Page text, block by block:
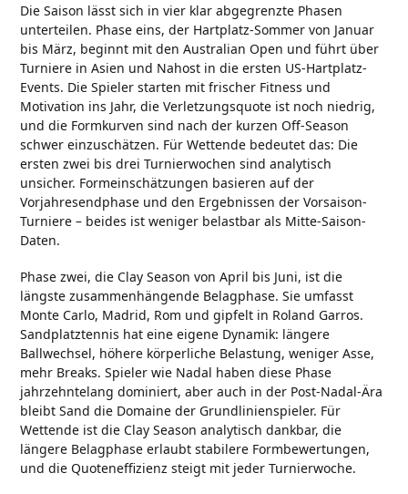
Die Saison lässt sich in vier klar abgegrenzte Phasen
unterteilen. Phase eins, der Hartplatz-Sommer von Januar
bis März, beginnt mit den Australian Open und führt über
Turniere in Asien und Nahost in die ersten US-Hartplatz-
Events. Die Spieler starten mit frischer Fitness und
Motivation ins Jahr, die Verletzungsquote ist noch niedrig,
und die Formkurven sind nach der kurzen Off-Season
schwer einzuschätzen. Für Wettende bedeutet das: Die
ersten zwei bis drei Turnierwochen sind analytisch
unsicher. Formeinschätzungen basieren auf der
Vorjahresendphase und den Ergebnissen der Vorsaison-
Turniere – beides ist weniger belastbar als Mitte-Saison-
Daten.
Phase zwei, die Clay Season von April bis Juni, ist die
längste zusammenhängende Belagphase. Sie umfasst
Monte Carlo, Madrid, Rom und gipfelt in Roland Garros.
Sandplatztennis hat eine eigene Dynamik: längere
Ballwechsel, höhere körperliche Belastung, weniger Asse,
mehr Breaks. Spieler wie Nadal haben diese Phase
jahrzehntelang dominiert, aber auch in der Post-Nadal-Ära
bleibt Sand die Domaine der Grundlinienspieler. Für
Wettende ist die Clay Season analytisch dankbar, die
längere Belagphase erlaubt stabilere Formbewertungen,
und die Quoteneffizienz steigt mit jeder Turnierwoche.